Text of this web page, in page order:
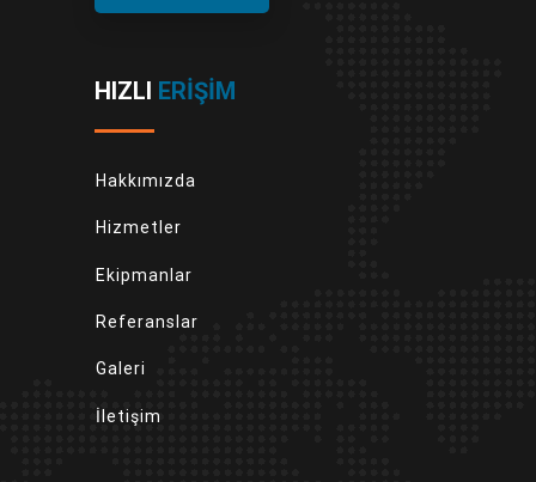
HIZLI ERIŞIM
Hakkımızda
Hizmetler
Ekipmanlar
Referanslar
Galeri
İletişim